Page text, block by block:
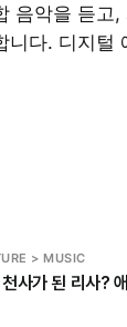
음악을 듣고
니다. 디지털
> MUSIC
사가 된 리사?